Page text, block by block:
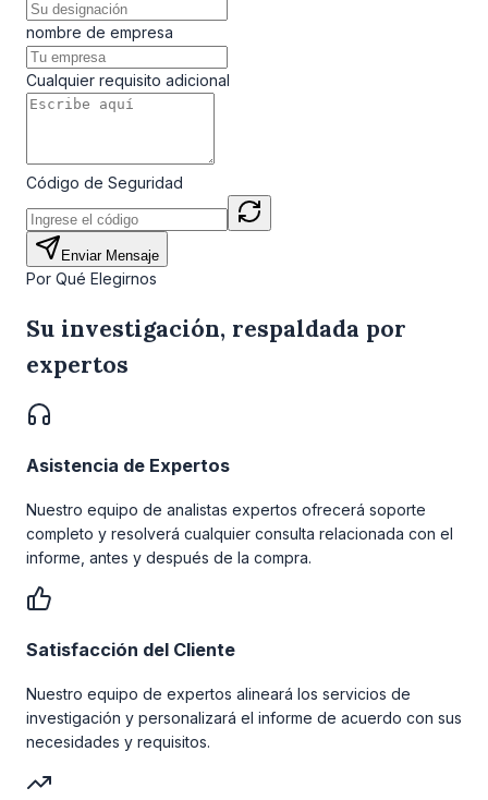
nombre de empresa
Cualquier requisito adicional
Código de Seguridad
Enviar Mensaje
Por Qué Elegirnos
Su investigación, respaldada por
expertos
Asistencia de Expertos
Nuestro equipo de analistas expertos ofrecerá soporte
completo y resolverá cualquier consulta relacionada con el
informe, antes y después de la compra.
Satisfacción del Cliente
Nuestro equipo de expertos alineará los servicios de
investigación y personalizará el informe de acuerdo con sus
necesidades y requisitos.